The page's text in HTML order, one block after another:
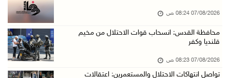
إصابة مسن بجروح ورضوض إثر اعتداء جيش الاحتلال ...
06/آب/2026 09:13 م
ورشة توصي بخطة عاجلة لاستعادة التعليم الوجاهي ...
07/08/2026 08:24 ص
محافظة القدس: انسحاب قوات الاحتلال من مخيم
قلنديا وكفر
07/08/2026 08:23 ص
تواصل انتهاكات الاحتلال والمستعمرين: اعتقالات